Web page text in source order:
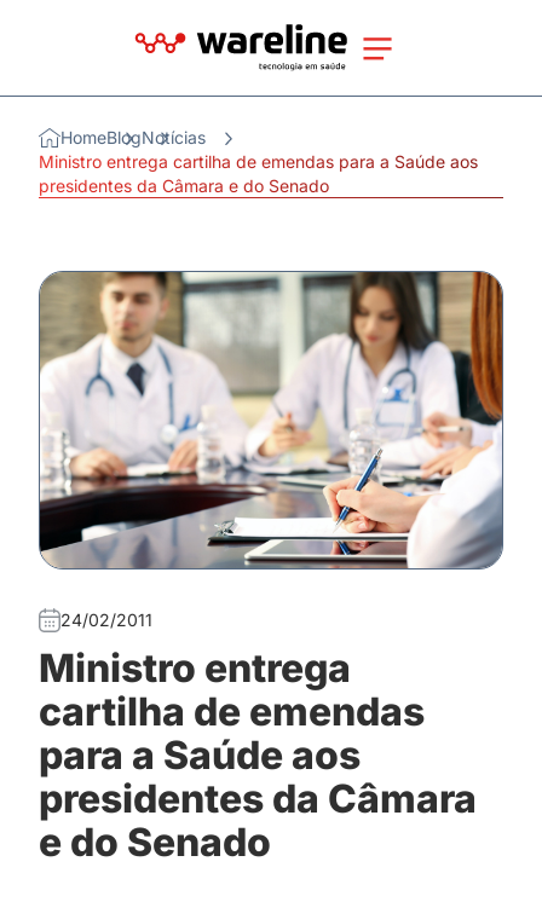
HomeBlogNotícias
Ministro entrega cartilha de emendas para a Saúde aos
presidentes da Câmara e do Senado
24/02/2011
Ministro entrega
cartilha de emendas
para a Saúde aos
presidentes da Câmara
e do Senado